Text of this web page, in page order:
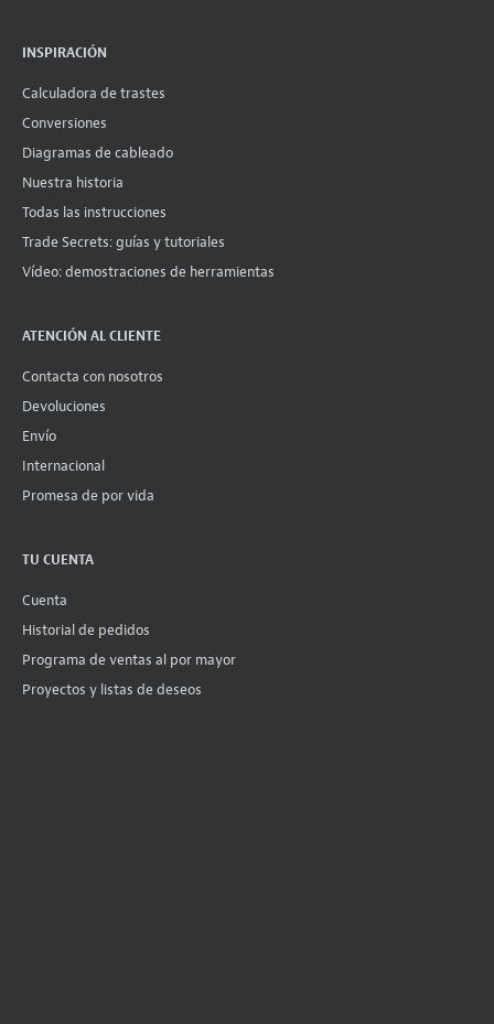
INSPIRACIÓN
Calculadora de trastes
Conversiones
Diagramas de cableado
Nuestra historia
Todas las instrucciones
Trade Secrets: guías y tutoriales
Vídeo: demostraciones de herramientas
ATENCIÓN AL CLIENTE
Contacta con nosotros
Devoluciones
Envío
Internacional
Promesa de por vida
TU CUENTA
Cuenta
Historial de pedidos
Programa de ventas al por mayor
Proyectos y listas de deseos